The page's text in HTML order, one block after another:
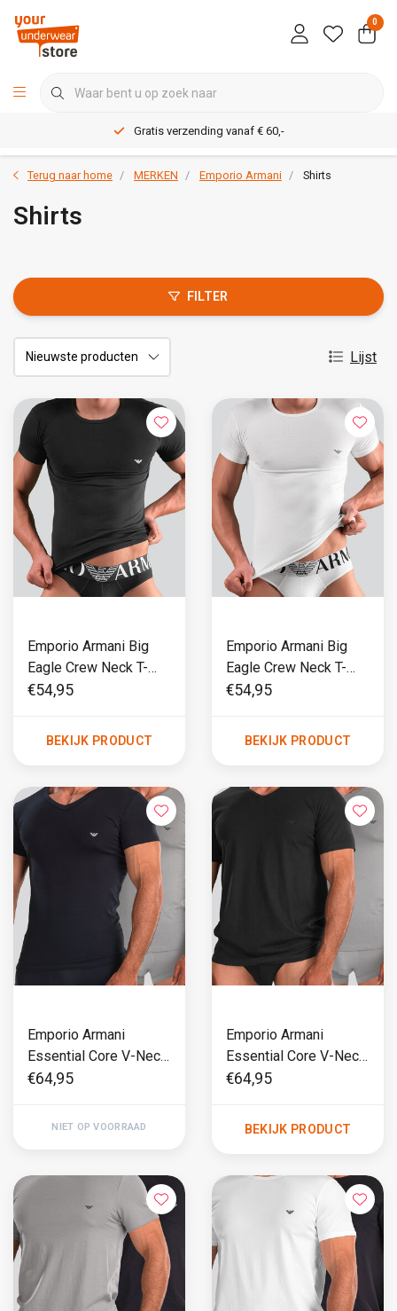
0
Gratis verzending vanaf € 60,-
Terug naar home MERKEN Emporio Armani Shirts
Shirts
FILTER
Lijst
Emporio Armani Big
Eagle Crew Neck T-
Shirt CC735 Zwart
€54,95
BEKIJK PRODUCT
Emporio Armani Big
Eagle Crew Neck T-
Shirt CC735 Wit
€54,95
BEKIJK PRODUCT
Emporio Armani
Essential Core V-Neck
T-Shirt 2-Pack CC717
€64,95
NIET OP VOORRAAD
Emporio Armani
Essential Core V-Neck
T-Shirt 2-Pack CC717
€64,95
BEKIJK PRODUCT